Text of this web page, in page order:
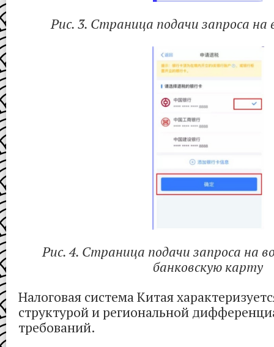
Рис. 3. Страница подачи запроса на
Рис. 4. Страница подачи запроса на
банковскую карту
Налоговая система Китая
структурой и региональной
требований.